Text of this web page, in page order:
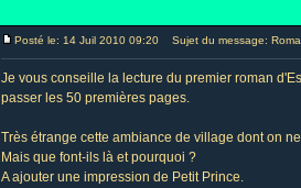
Posté le: 14 Juil 2010 09:20 Sujet du message:
Je vous conseille la lecture du premier roman
passer les 50 premières pages.
Très étrange cette ambiance de village dont on
Mais que font-ils là et pourquoi ?
A ajouter une impression de Petit Prince.